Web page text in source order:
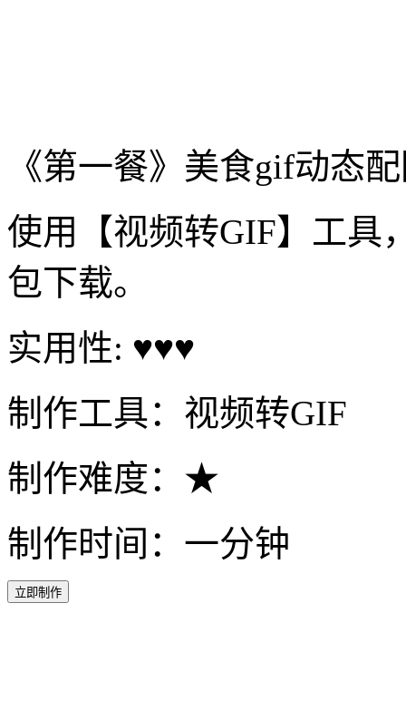
《第一餐》美食gif动态
使用【视频转GIF】工具
包下载。
实用性: ♥♥♥
制作工具：视频转GIF
制作难度：★
制作时间：一分钟
立即制作